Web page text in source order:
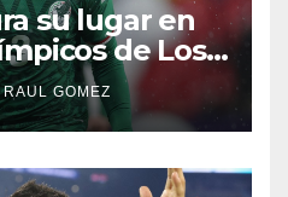
su lugar en
de Los
RAUL GOMEZ